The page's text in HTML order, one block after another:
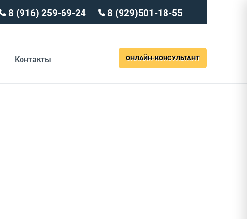
8 (916) 259-69-24 8 (929)501-18-55
Контакты ОНЛАЙН-КОНСУЛЬТАНТ